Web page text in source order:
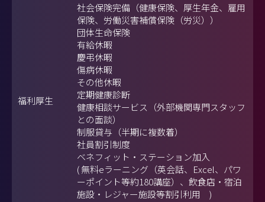
福利厚生
社会保険完備（健康保険、厚生年金、雇用
保険、労働災害補償保険（労災））
団体生命保険
有給休暇
慶弔休暇
傷病休暇
その他休暇
定期健康診断
健康相談サービス（外部機関専門スタッフ
との面談）
制服貸与（半期に複数着）
社員割引制度
ベネフィット・ステーション加入
( 無料eラーニング（英会話、Excel、パワ
ーポイント等約180講座）、飲食店・宿泊
施設・レジャー施設等割引利用 )